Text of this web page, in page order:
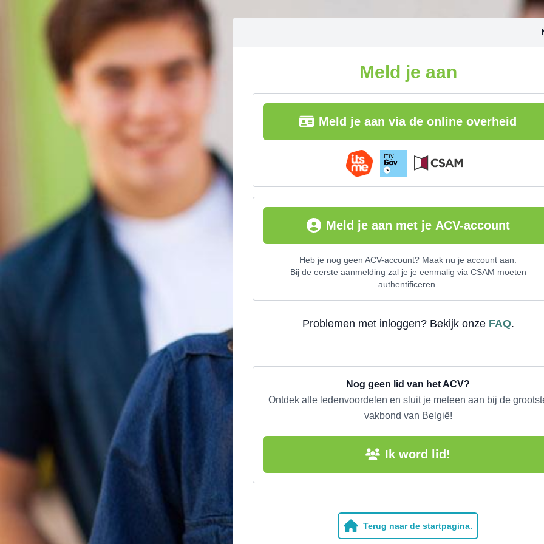
Ga naar inhoud
Meld je aan
Meld je aan via de online overheid
Meld je aan met je ACV-account
Heb je nog geen ACV-account? Maak nu je account aan.
Bij de eerste aanmelding zal je je eenmalig via CSAM moeten
authentificeren.
Problemen met inloggen? Bekijk onze FAQ.
Nog geen lid van het ACV?
Ontdek alle ledenvoordelen en sluit je meteen aan bij de
vakbond van België!
Ik word lid!
Terug naar de startpagina.